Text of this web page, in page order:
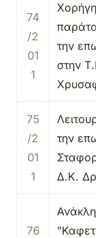
74
/2
01
1
την
στην
75
/2
01
1
την
Δ.Κ.
76